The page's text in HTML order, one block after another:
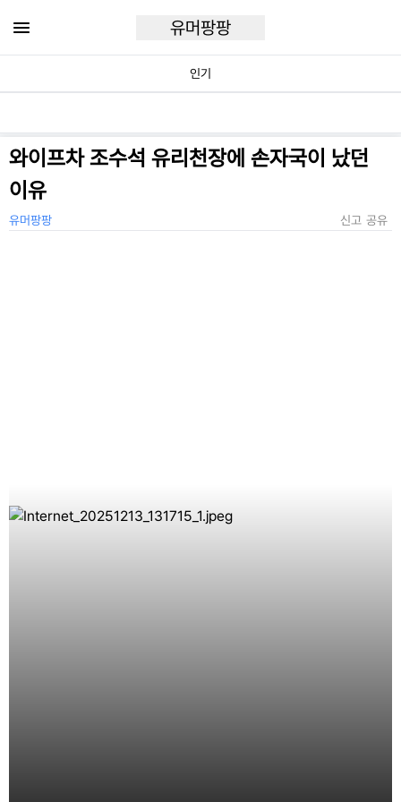
유머팡팡
인기
와이프차 조수석 유리천장에 손자국이 났던
이유
유머팡팡 신고 공유